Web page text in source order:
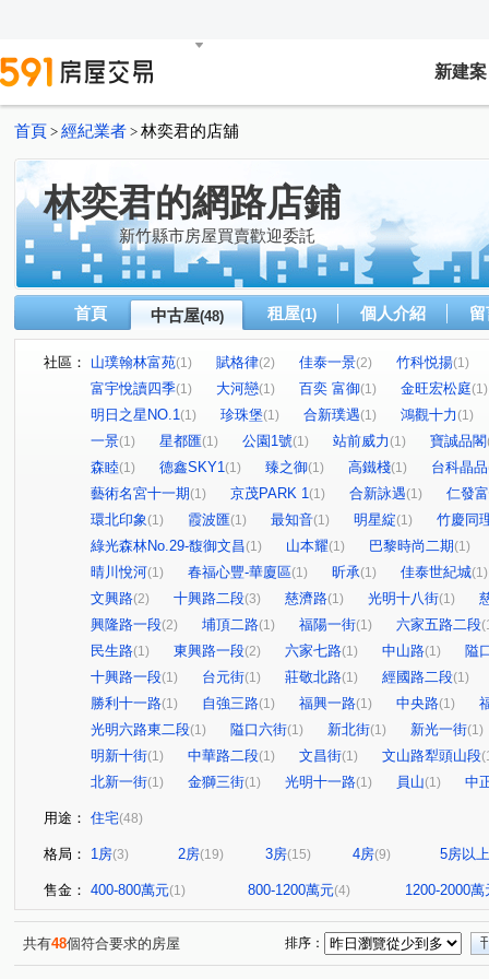
新建案
首頁 > 經紀業者 > 林奕君的店舖
林奕君的網路店鋪
新竹縣市房屋買賣歡迎委託
首頁 中古屋(48) 租屋(1) 個人介紹
社區： 山璞翰林富苑(1) 賦格律(2) 佳泰一景(2) 竹科悦揚(1)
富宇悅讀四季(1) 大河戀(1) 百奕 富御(1) 金旺宏松庭(1)
明日之星NO.1(1) 珍珠堡(1) 合新璞遇(1) 鴻觀十力(1)
一景(1) 星都匯(1) 公園1號(1) 站前威力(1) 寶誠品閣
森睦(1) 德鑫SKY1(1) 臻之御(1) 高鐵棧(1) 台科晶品
藝術名宮十一期(1) 京茂PARK 1(1) 合新詠遇(1)
仁發
環北印象(1) 霞波匯(1) 最知音(1) 明星綻(1)
竹慶同
綠光森林No.29-馥御文昌(1) 山本耀(1) 巴黎時尚二期(1)
晴川悅河(1) 春福心豐-華廈區(1) 昕承(1) 佳泰世紀城(1)
文興路(2) 十興路二段(3) 慈濟路(1) 光明十八街(1)
興隆路一段(2) 埔頂二路(1) 福陽一街(1) 六家五路二段
民生路(1) 東興路一段(2) 六家七路(1) 中山路(1)
隘
十興路一段(1) 台元街(1) 莊敬北路(1) 經國路二段(1)
勝利十一路(1) 自強三路(1) 福興一路(1) 中央路(1)
光明六路東二段(1) 隘口六街(1) 新北街(1) 新光一街(1)
明新十街(1) 中華路二段(1) 文昌街(1) 文山路犁頭山段
北新一街(1) 金獅三街(1) 光明十一路(1) 員山(1) 中
用途： 住宅(48)
格局： 1房(3) 2房(19) 3房(15) 4房(9) 5房以上
售金： 400-800萬元(1) 800-1200萬元(4) 1200-2000萬
共有48個符合要求的房屋 排序：